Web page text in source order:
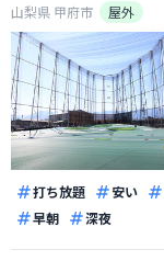
山梨県 甲府市
屋外
打ち放題 安い
早朝
深夜